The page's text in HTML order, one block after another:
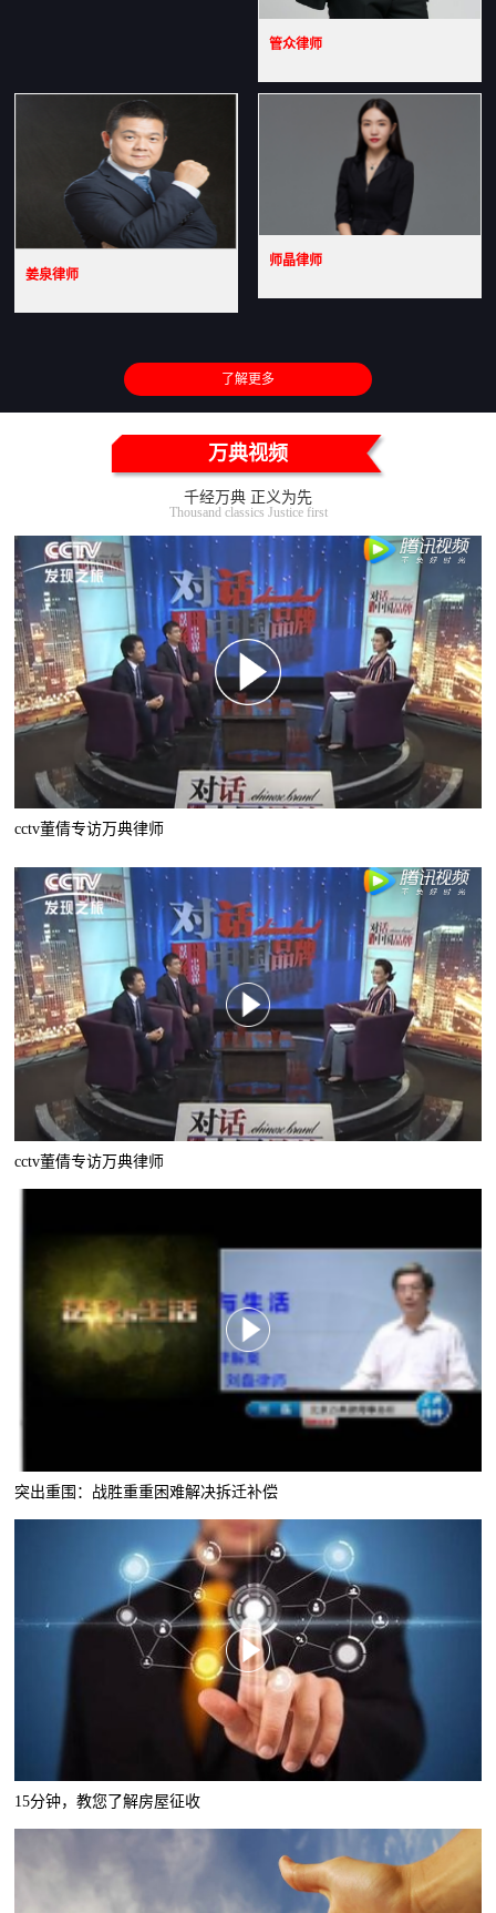
管众律师
姜泉律师
师晶律师
了解更多
万典视频
千经万典 正义为先
Thousand classics Justice first
cctv董倩专访万典律师
cctv董倩专访万典律师
突出重围：战胜重重困难解决拆迁补偿
15分钟，教您了解房屋征收